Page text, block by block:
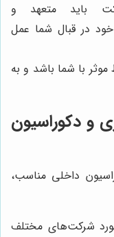
باید متعهد و
در قبال شما عمل
موثر با شما باشد و به
و دکوراسیون
داخلی مناسب،
شرکت‌های مختلف